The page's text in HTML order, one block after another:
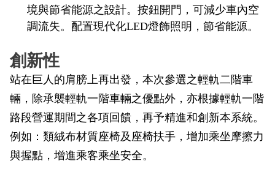
輕軌與公車捷運
境與節省能源之設計。按鈕開門，可減少車內空
調流失。配置現代化LED燈飾照明，節省能源。
創新性
站在巨人的肩膀上再出發，本次參選之輕軌二階車
輛，除承襲輕軌一階車輛之優點外，亦根據輕軌一階
路段營運期間之各項回饋，再予精進和創新本系統。
例如：類絨布材質座椅及座椅扶手，增加乘坐摩擦力
與握點，增進乘客乘坐安全。